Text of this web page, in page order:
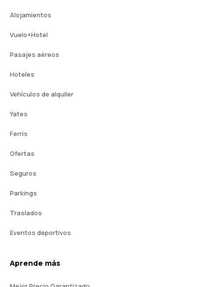
Alojamientos
Vuelo+Hotel
Pasajes aéreos
Hoteles
Vehículos de alquiler
Yates
Ferris
Ofertas
Seguros
Parkings
Traslados
Eventos deportivos
Aprende más